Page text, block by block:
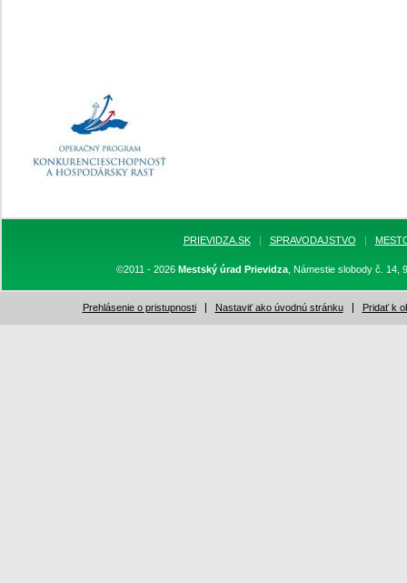
PRIEVIDZA.SK SPRAVODAJSTVO
©2011 - 2026 Mestský úrad Prievidza, Námestie slobody č. 14,
Prehlásenie o pristupnosti Nastaviť ako úvodnú stránku Pridať k